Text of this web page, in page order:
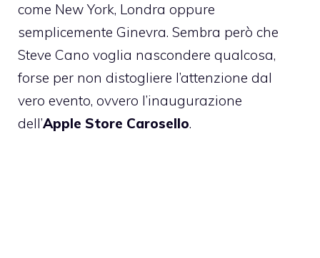
come New York, Londra oppure
semplicemente Ginevra. Sembra però che
Steve Cano voglia nascondere qualcosa,
forse per non distogliere l’attenzione dal
vero evento, ovvero l’inaugurazione
dell’Apple Store Carosello.